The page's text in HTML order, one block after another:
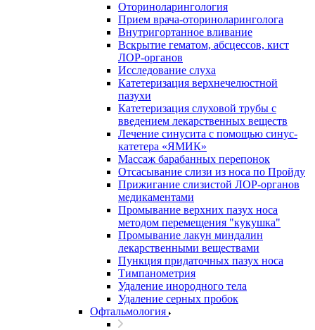
Оториноларингология
Прием врача-оториноларинголога
Внутригортанное вливание
Вскрытие гематом, абсцессов, кист
ЛОР-органов
Исследование слуха
Катетеризация верхнечелюстной
пазухи
Катетеризация слуховой трубы с
введением лекарственных веществ
Лечение синусита с помощью синус-
катетера «ЯМИК»
Массаж барабанных перепонок
Отсасывание слизи из носа по Пройду
Прижигание слизистой ЛОР-органов
медикаментами
Промывание верхних пазух носа
методом перемещения "кукушка"
Промывание лакун миндалин
лекарственными веществами
Пункция придаточных пазух носа
Тимпанометрия
Удаление инородного тела
Удаление серных пробок
Офтальмология